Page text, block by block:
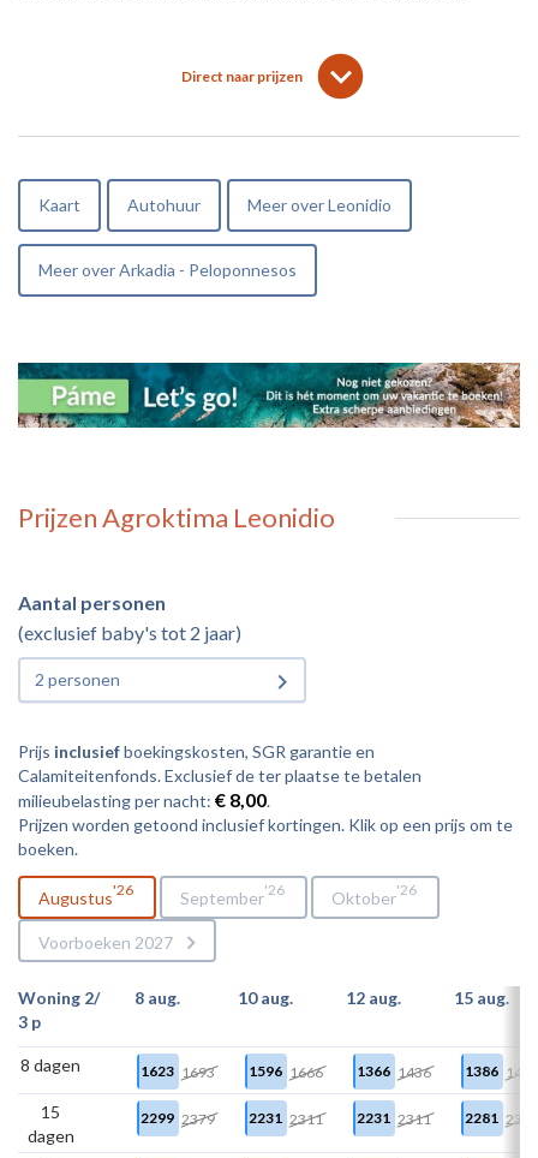
Direct naar prijzen lens
keyboard_arrow_down
Kaart Autohuur Meer over Leonidio
Meer over Arkadia - Peloponnesos
Prijzen Agroktima Leonidio
Aantal personen
(exclusief baby's tot 2 jaar)
2 personen
Prijs inclusiefboekingskosten, SGR garantie en
Calamiteitenfonds. Exclusief de ter plaatse te betalen
milieubelasting per nacht: € 8,00.
Prijzen worden getoond inclusief kortingen. Klik op een prijs om te
boeken.
Augustus 26 September 26 Oktober 26
Voorboeken 2027
Woning 2/
3 p
8 aug. 10 aug. 12 aug. 15 aug.
8 dagen 1623 1693 1596 1666 1366 1436 1386 1456
15
dagen
2299 2379 2231 2311 2231 2311 2281 2361